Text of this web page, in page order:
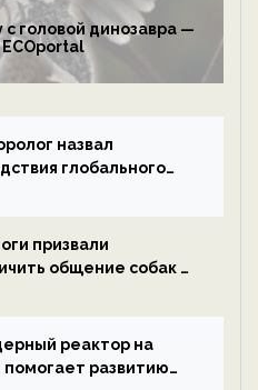
головой динозавра —
ECOportal
назвал
глобального
призвали
общение собак с
реактор на
помогает развитию